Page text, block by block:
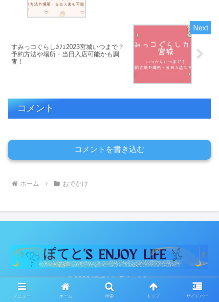
すみっコぐらしｶﾌｪ2023宮城いつまで？
予約方法や場所・当日入店可能かも調
査！
コメント
コメントを書き込む
ホーム おでかけ
© 2022 ぽてと's Enjoy Life.
メニュー ホーム 検索 トップ サイドバー